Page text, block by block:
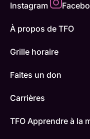
Instagram
À propos de TFO
Grille horaire
Faites un don
Carrières
TFO Apprendre à la